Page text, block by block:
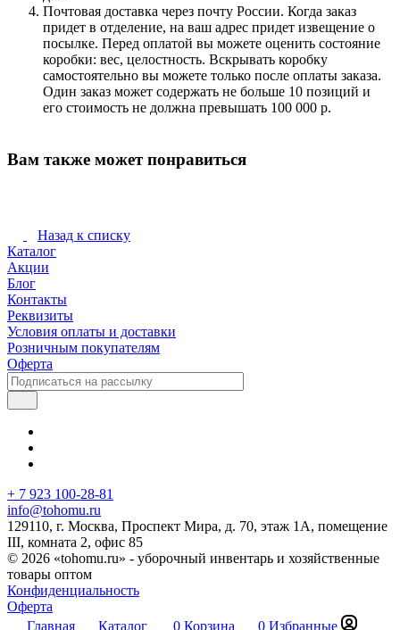
Почтовая доставка через почту России. Когда заказ
придет в отделение, на ваш адрес придет извещение о
посылке. Перед оплатой вы можете оценить состояние
коробки: вес, целостность. Вскрывать коробку
самостоятельно вы можете только после оплаты заказа.
Один заказ может содержать не больше 10 позиций и
его стоимость не должна превышать 100 000 р.
Вам также может понравиться
Назад к списку
Каталог
Акции
Блог
Контакты
Реквизиты
Условия оплаты и доставки
Розничным покупателям
Оферта
+ 7 923 100-28-81
info@tohomu.ru
129110, г. Москва, Проспект Мира, д. 70, этаж 1А, помещение
III, комната 2, офис 85
© 2026 «tohomu.ru» - уборочный инвентарь и хозяйственные
товары оптом
Конфиденциальность
Оферта
Главная
Каталог 0 Корзина 0 Избранные